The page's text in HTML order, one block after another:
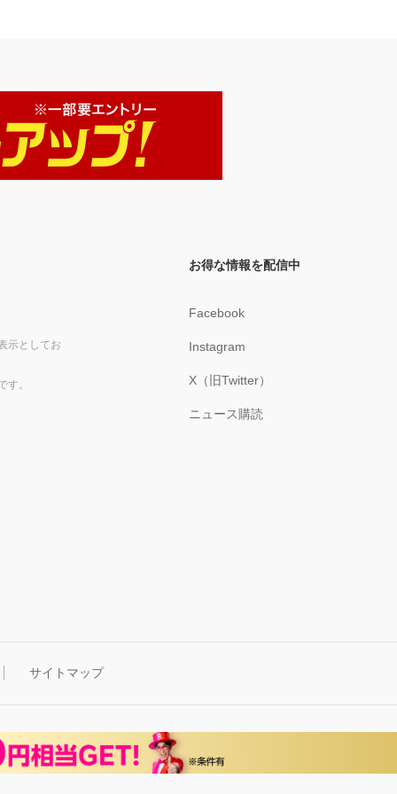
示としてお
。
お得な情報を配信中
Facebook
Instagram
X（旧Twitter）
ニュース購読
サイトマップ